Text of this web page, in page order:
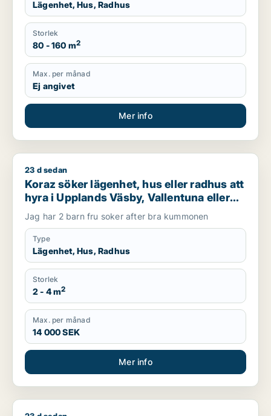
Lägenhet, Hus, Radhus
Storlek
80 - 160 m2
Max. per månad
Ej angivet
Mer info
Koraz söker lägenhet, hus eller radhus att hyra i Upplands
23 d sedan
Koraz söker lägenhet, hus eller radhus att
hyra i Upplands Väsby, Vallentuna eller
Järfälla m.fl.
Jag har 2 barn fru soker after bra kummonen
Type
Lägenhet, Hus, Radhus
Storlek
2 - 4 m2
Max. per månad
14 000 SEK
Mer info